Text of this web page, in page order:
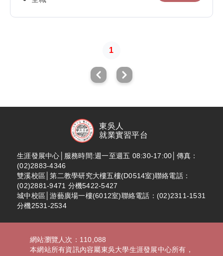
1
東吳人
就業實習平台
生涯發展中心│服務時間:週一至週五 08:30-17:00│傳真：
(02)2883-4346
雙溪校區│第二教學研究大樓五樓(D0514室)聯絡電話：
(02)2881-9471 分機5422-5427
城中校區│游藝廣場一樓(6012室)聯絡電話：(02)2311-1531
分機2531-2534
網站瀏覽人次：110,088
本網站所有資訊內容屬東吳大學生涯發展中心所有，